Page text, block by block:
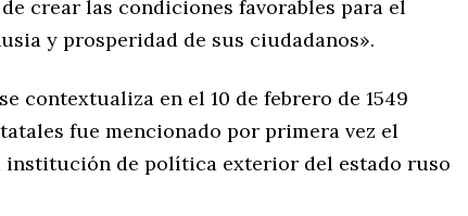
crear las condiciones favorables para el
y prosperidad de sus ciudadanos».
contextualiza en el 10 de febrero de 1549
fue mencionado por primera vez el
institución de política exterior del estado ruso